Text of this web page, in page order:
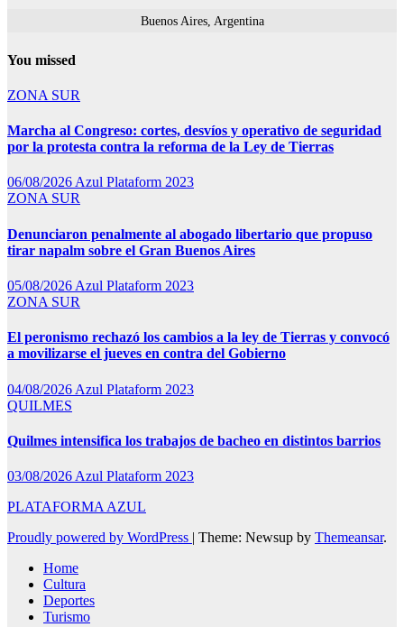
Buenos Aires, Argentina
You missed
ZONA SUR
Marcha al Congreso: cortes, desvíos y operativo de seguridad
por la protesta contra la reforma de la Ley de Tierras
06/08/2026Azul Plataform 2023
ZONA SUR
Denunciaron penalmente al abogado libertario que propuso
tirar napalm sobre el Gran Buenos Aires
05/08/2026 Azul Plataform 2023
ZONA SUR
El peronismo rechazó los cambios a la ley de Tierras y convocó
a movilizarse el jueves en contra del Gobierno
04/08/2026 Azul Plataform 2023
QUILMES
Quilmes intensifica los trabajos de bacheo en distintos barrios
03/08/2026 Azul Plataform 2023
PLATAFORMA AZUL
Proudly powered by WordPress | Theme: Newsup by Themeansar.
Home
Cultura
Deportes
Turismo